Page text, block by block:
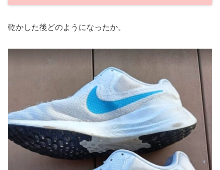
乾かした後どのようになったか。